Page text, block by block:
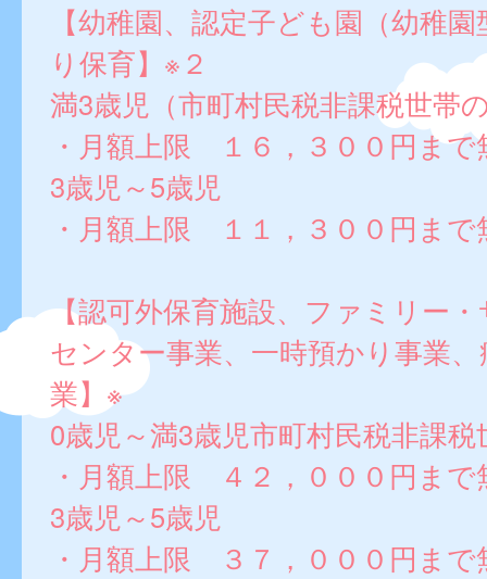
【幼稚園、認定子ども園（幼稚
り保育】※２
満3歳児（市町村民税非課税世帯
・月額上限 １６，３００円まで
3歳児～5歳児
・月額上限 １１，３００円まで
【認可外保育施設、ファミリー
センター事業、一時預かり事業
業】※
0歳児～満3歳児市町村民税非課
・月額上限 ４２，０００円まで
3歳児～5歳児
・月額上限 ３７，０００円まで